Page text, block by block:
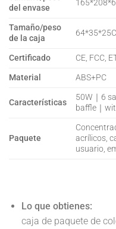
del envase
Tamaño/peso
de la caja
Certificado
CE, FCC,
Material
ABS+PC
Características
50W｜6
baffle｜
Paquete
acrílicos,
usuario,
Lo que obtienes:
caja de paquete de